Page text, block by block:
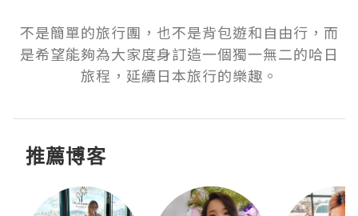
不是簡單的旅行團，也不是背包遊和自由行，而
是希望能夠為大家度身訂造一個獨一無二的哈日
旅程，延續日本旅行的樂趣。
推薦博客